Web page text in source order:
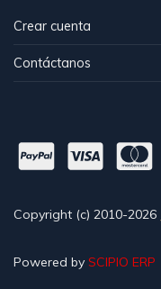
Crear cuenta
Contáctanos
Copyright (c) 2010-2026
Powered by SCIPIO ERP